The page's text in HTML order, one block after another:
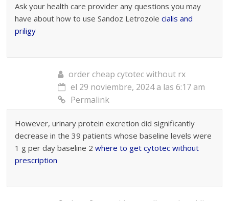
Ask your health care provider any questions you may
have about how to use Sandoz Letrozolecialis and
priligy
order cheap cytotec without rx
el 29 noviembre, 2024 a las 6:17 am
Permalink
However, urinary protein excretion did significantly
decrease in the 39 patients whose baseline levels were
1 g per day baseline 2where to get cytotec without
prescription